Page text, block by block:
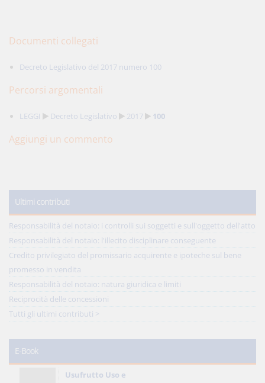
Documenti collegati
Decreto Legislativo del 2017 numero 100
Percorsi argomentali
LEGGI Decreto Legislativo 2017 100
Aggiungi un commento
Ultimi contributi
Responsabilità del notaio: i controlli sui soggetti e sull'oggetto dell'atto
Responsabilità del notaio: l'illecito disciplinare conseguente
Credito privilegiato del promissario acquirente e ipoteche sul bene
promesso in vendita
Responsabilità del notaio: natura giuridica e limiti
Reciprocità delle concessioni
Tutti gli ultimi contributi >
E-Book
Usufrutto Uso e